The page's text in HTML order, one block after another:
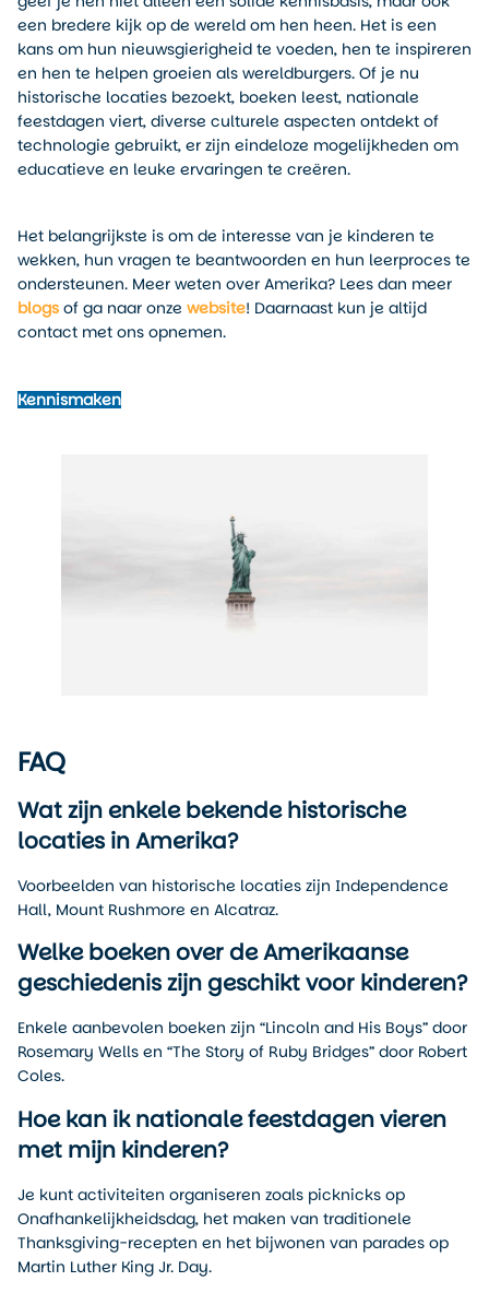
een bredere kijk op de wereld om hen heen. Het is een
kans om hun nieuwsgierigheid te voeden, hen te inspireren
en hen te helpen groeien als wereldburgers. Of je nu
historische locaties bezoekt, boeken leest, nationale
feestdagen viert, diverse culturele aspecten ontdekt of
technologie gebruikt, er zijn eindeloze mogelijkheden om
educatieve en leuke ervaringen te creëren.
Het belangrijkste is om de interesse van je kinderen te
wekken, hun vragen te beantwoorden en hun leerproces te
ondersteunen. Meer weten over Amerika? Lees dan meer
blogs of ga naar onze website! Daarnaast kun je altijd
contact met ons opnemen.
Kennismaken
FAQ
Wat zijn enkele bekende historische
locaties in Amerika?
Voorbeelden van historische locaties zijn Independence
Hall, Mount Rushmore en Alcatraz.
Welke boeken over de Amerikaanse
geschiedenis zijn geschikt voor kinderen?
Enkele aanbevolen boeken zijn “Lincoln and His Boys” door
Rosemary Wells en “The Story of Ruby Bridges” door Robert
Coles.
Hoe kan ik nationale feestdagen vieren
met mijn kinderen?
Je kunt activiteiten organiseren zoals picknicks op
Onafhankelijkheidsdag, het maken van traditionele
Thanksgiving-recepten en het bijwonen van parades op
Martin Luther King Jr. Day.